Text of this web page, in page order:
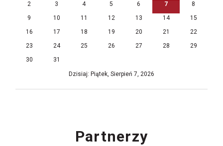
2
3 4 5 6 7
8
9
10 11 12 13 14
15
16
17 18 19 20 21
22
23
24 25 26 27 28
29
30
31
Dzisiaj: Piątek, Sierpień 7, 2026
Partnerzy